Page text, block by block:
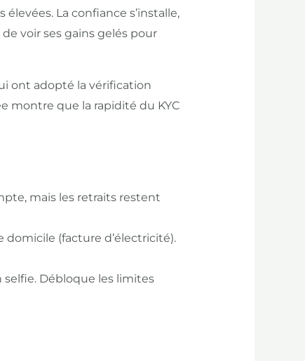
La confiance s’installe,
voir ses gains gelés pour
ont adopté la vérification
montre que la rapidité du KYC
mais les retraits restent
(facture d’électricité).
selfie. Débloque les limites